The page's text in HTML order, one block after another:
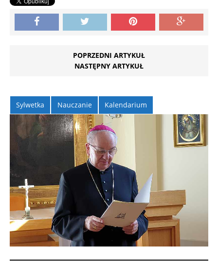
POPRZEDNI ARTYKUŁ
NASTĘPNY ARTYKUŁ
Sylwetka Nauczanie Kalendarium